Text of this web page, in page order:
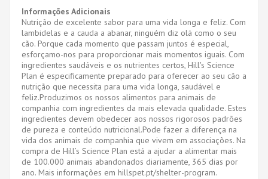
Informações Adicionais
Nutrição de excelente sabor para uma vida longa e feliz. Com
lambidelas e a cauda a abanar, ninguém diz olá como o seu
cão. Porque cada momento que passam juntos é especial,
esforçamo-nos para proporcionar mais momentos iguais. Com
ingredientes saudáveis e os nutrientes certos, Hill's Science
Plan é especificamente preparado para oferecer ao seu cão a
nutrição que necessita para uma vida longa, saudável e
feliz.Produzimos os nossos alimentos para animais de
companhia com ingredientes da mais elevada qualidade. Estes
ingredientes devem obedecer aos nossos rigorosos padrões
de pureza e conteúdo nutricional.Pode fazer a diferença na
vida dos animais de companhia que vivem em associações. Na
compra de Hill’s Science Plan está a ajudar a alimentar mais
de 100.000 animais abandonados diariamente, 365 dias por
ano. Mais informações em hillspet.pt/shelter-program.